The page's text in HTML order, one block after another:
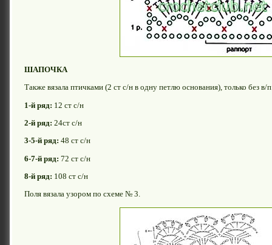
ШАПОЧКА
Также вязала птичками (2 ст с/н в одну петлю основания), только без в/
1-й ряд: 12 ст с/н
2-й ряд: 24ст с/н
3-5-й ряд: 48 ст с/н
6-7-й ряд: 72 ст с/н
8-й ряд: 108 ст с/н
Поля вязала узором по схеме № 3.